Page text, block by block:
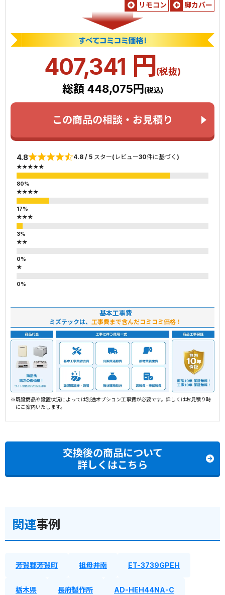
リモコン
脚カバー
407,341 円(税抜)
総額 448,075円 (税込)
この商品の相談・お見積り
4.8 4.8 / 5 スター(レビュー30件に基づく)
★★★★★
★★★★
★★★
★★
★
基本工事費
ミズテックは、 工事費まで含んだコミコミ価格！
※既設商品や設置状況によっては別途オプション工事費が必要です。詳しくはお見積り時
にご案内いたします。
交換後の商品について
詳しくはこちら
関連事例
芳賀郡芳賀町 祖母井南 ET-3739GPEH
栃木県 長府製作所 AD-HEH44NA-C